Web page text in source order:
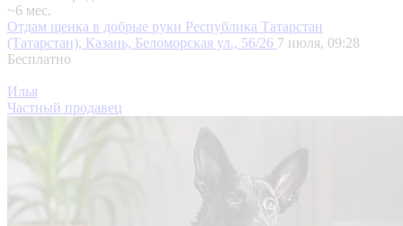
~6 мес.
Отдам щенка в добрые руки Республика Татарстан
(Татарстан), Казань, Беломорская ул., 56/26 7 июля, 09:28
Бесплатно
Илья
Частный продавец